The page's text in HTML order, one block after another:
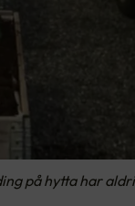
på hytta har